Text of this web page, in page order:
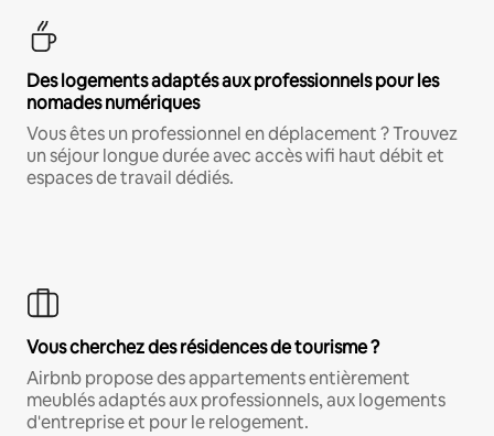
Des logements adaptés aux professionnels pour les
nomades numériques
Vous êtes un professionnel en déplacement ? Trouvez
un séjour longue durée avec accès wifi haut débit et
espaces de travail dédiés.
Vous cherchez des résidences de tourisme ?
Airbnb propose des appartements entièrement
meublés adaptés aux professionnels, aux logements
d'entreprise et pour le relogement.